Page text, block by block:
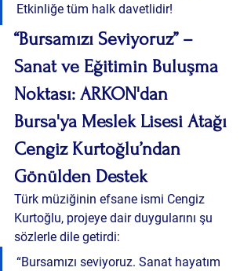
Etkinliğe tüm halk davetlidir!
“Bursamızı Seviyoruz” –
Sanat ve Eğitimin Buluşma
Noktası: ARKON'dan
Bursa'ya Meslek Lisesi Atağı
Cengiz Kurtoğlu’ndan
Gönülden Destek
Türk müziğinin efsane ismi Cengiz
Kurtoğlu, projeye dair duygularını şu
sözlerle dile getirdi:
“Bursamızı seviyoruz. Sanat hayatım